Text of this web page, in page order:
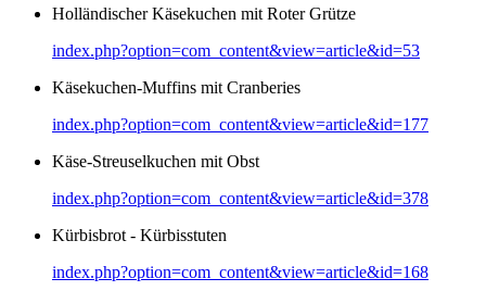
Holländischer Käsekuchen mit Roter Grütze
index.php?option=com_content&view=article&id=53
Käsekuchen-Muffins mit Cranberies
index.php?option=com_content&view=article&id=177
Käse-Streuselkuchen mit Obst
index.php?option=com_content&view=article&id=378
Kürbisbrot - Kürbisstuten
index.php?option=com_content&view=article&id=168